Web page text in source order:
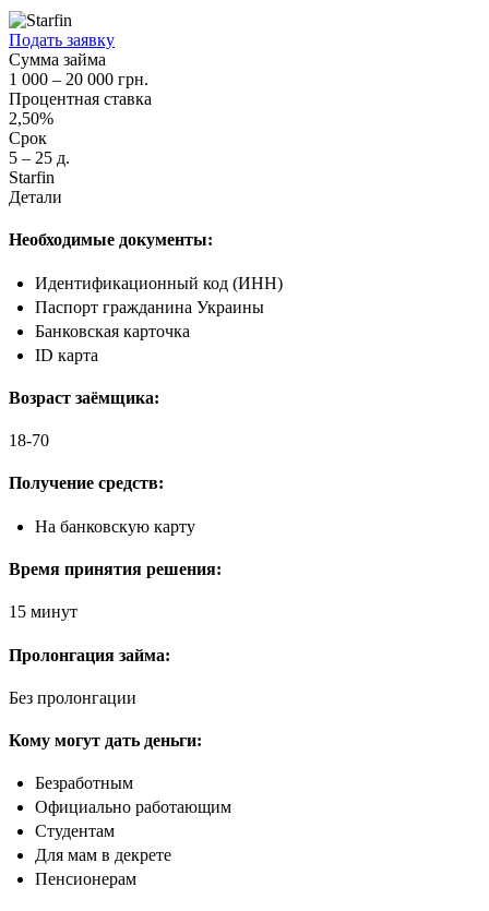
Подать заявку
Сумма займа
1 000 – 20 000 грн.
Процентная ставка
2,50%
Срок
5 – 25 д.
Starfin
Детали
Необходимые документы:
Идентификационный код (ИНН)
Паспорт гражданина Украины
Банковская карточка
ID карта
Возраст заёмщика:
18-70
Получение средств:
На банковскую карту
Время принятия решения:
15 минут
Пролонгация займа:
Без пролонгации
Кому могут дать деньги:
Безработным
Официально работающим
Студентам
Для мам в декрете
Пенсионерам